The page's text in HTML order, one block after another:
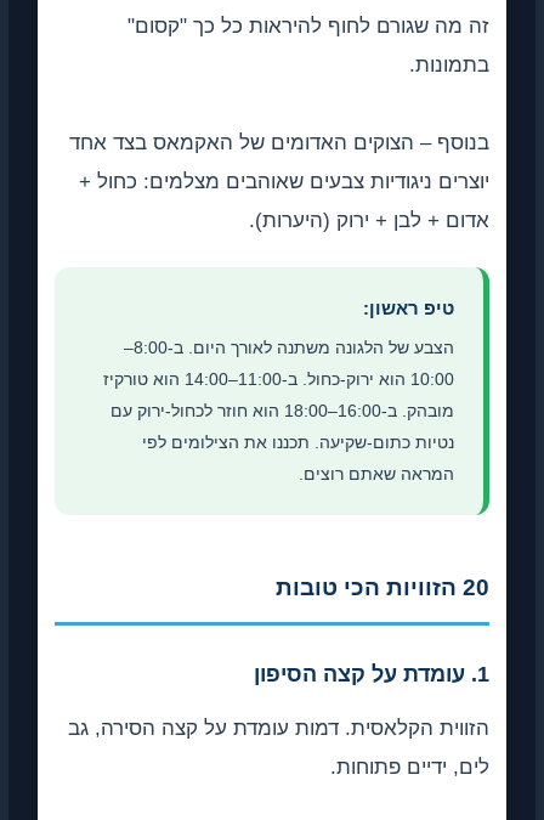
זה מה שגורם לחוף להיראות כל כך "קסום"
בתמונות.
בנוסף – הצוקים האדומים של האקמאס בצד אחד
יוצרים ניגודיות צבעים שאוהבים מצלמים: כחול +
אדום + לבן + ירוק (היערות).
טיפ ראשון:
הצבע של הלגונה משתנה לאורך היום. ב-8:00–
10:00 הוא ירוק-כחול. ב-11:00–14:00 הוא טורקיז
מובהק. ב-16:00–18:00 הוא חוזר לכחול-ירוק עם
נטיות כתום-שקיעה. תכננו את הצילומים לפי
המראה שאתם רוצים.
הזווית הקלאסית. דמות עומדת על קצה הסירה, גב
לים, ידיים פתוחות.